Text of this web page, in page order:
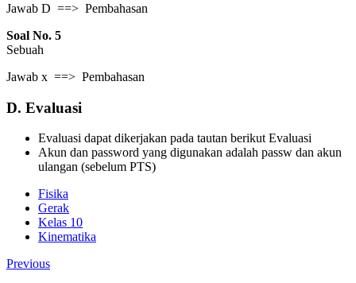
Jawab D ==> Pembahasan
Soal No. 5
Sebuah
Jawab x ==> Pembahasan
D. Evaluasi
Evaluasi dapat dikerjakan pada tautan berikut Evaluasi
Akun dan password yang digunakan adalah passw dan akun
ulangan (sebelum PTS)
Fisika
Gerak
Kelas 10
Kinematika
Previous